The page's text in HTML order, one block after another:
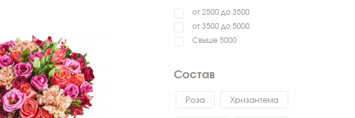
от 2500 до 3500
от 3500 до 5000
Свыше 5000
Состав
Роза Хризантема